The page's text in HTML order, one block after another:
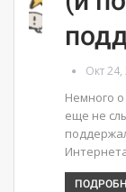
Окт 24,
Немного о
еще не